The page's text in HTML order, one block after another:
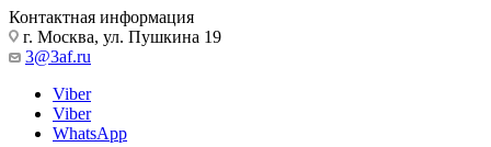
Контактная информация
г. Москва, ул. Пушкина 19
3@3af.ru
Viber
Viber
WhatsApp